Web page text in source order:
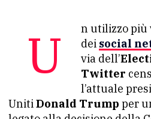
Un utilizzo più volte sconsiderato dei social
via dell’
Twitter
l’attuale
UnitiDonald Trump per